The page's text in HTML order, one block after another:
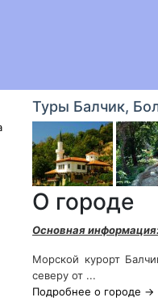
Туры Балчик,
О городе
Основная
Морской курорт
северу от ...
Подробнее о городе →